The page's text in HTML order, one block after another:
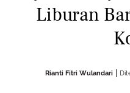
Liburan
Rianti Fitri Wulandari